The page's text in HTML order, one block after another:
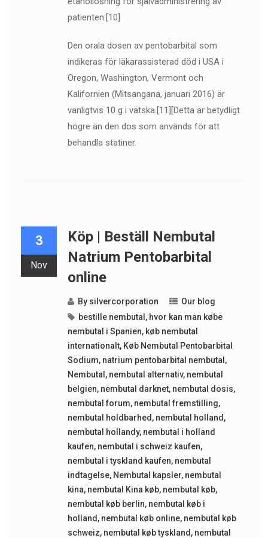
patienten.[10]
Den orala dosen av pentobarbital som
indikeras för läkarassisterad död i USA i
Oregon, Washington, Vermont och
Kalifornien (Mitsangana, januari 2016) är
vanligtvis 10 g i vätska.[11][Detta är betydligt
högre än den dos som används för att
behandla statiner.
3
Nov
Köp | Beställ Nembutal
Natrium Pentobarbital
online
By silvercorporation
Our blog
bestille nembutal, hvor kan man købe
nembutal i Spanien, køb nembutal
internationalt, Køb Nembutal Pentobarbital
Sodium, natrium pentobarbital nembutal,
Nembutal, nembutal alternativ, nembutal
belgien, nembutal darknet, nembutal dosis,
nembutal forum, nembutal fremstilling,
nembutal holdbarhed, nembutal holland,
nembutal hollandy, nembutal i holland
kaufen, nembutal i schweiz kaufen,
nembutal i tyskland kaufen, nembutal
indtagelse, Nembutal kapsler, nembutal
kina, nembutal Kina køb, nembutal køb,
nembutal køb berlin, nembutal køb i
holland, nembutal køb online, nembutal køb
schweiz, nembutal køb tyskland, nembutal